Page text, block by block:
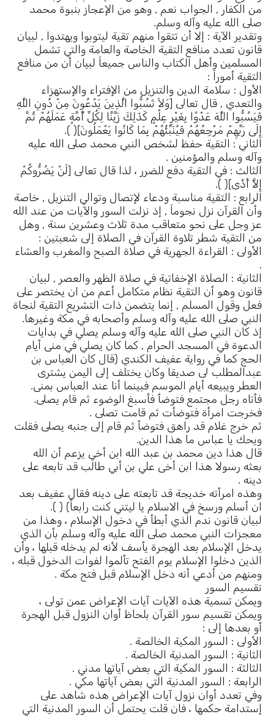
من الكفار , الجواب نعم , وهو من الإعجاز بنبوة محمد
صلى الله عليه وآله وسلم.
وتقدير الآية : إلا أن تتقوا منهم تقية ليتوبوا ويهتدوا , لبيان
قانون تعدد منافع التقية الخاصة والعامة والتي تشمل
المسلمين وأهل الكتاب والناس جميعاَ لبيان أن من منافع
التقية أموراَ :
الأول : سلامة الدين والتنزيل من الإفتراء والإستهزاء
والتعدي , قال تعالى [وَلاَ تَسُبُّوا الَّذِينَ يَدْعُونَ مِنْ دُونِ اللَّهِ
فَيَسُبُّوا اللَّهَ عَدْوًا بِغَيْرِ عِلْمٍ كَذَلِكَ زَيَّنَّا لِكُلِّ أُمَّةٍ عَمَلَهُمْ ثُمَّ
إِلَى رَبِّهِمْ مَرْجِعُهُمْ فَيُنَبِّئُهُمْ بِمَا كَانُوا يَعْمَلُونَ]( ).
الثاني : التقية حفظ لشخص النبي محمد صلى الله عليه
وآله وسلم والمؤمنين .
الثالث : في التقية دفع للضرر ، لذا قال تعالى [لَنْ يَضُرُّوكُمْ
إِلاَّ أَذًى]( ).
الرابع : التقية مناسبة ودعاء لإتصال وتوالي التنزيل , خاصة
وأن القرآن نزل نجوماَ , إذ نزلت السور والآيات من عند الله
عز وجل على نحو متعاقب مدة ثلاث وعشرين سنة , وهل
من التقية شطر تلاوة القرآن في الصلاة إلى شعبتين :
الأولى : القراءة الجهرية في صلاة الصبح والمغرب والعشاء
.
الثانية : الصلاة الإخفاتية في صلاة الظهر والعصر , لبيان
قانون وهو أن التقية نظام متكامل أعم من ان يختصر على
فعل وقول المسلم , إنما يتضمن ذات التشريع التقية لنجاة
النبي صلى الله عليه وآله وسلم وأصحابه في مكة وغيرها.
إذ كان النبي صلى الله عليه وآله وسلم يصلي في بدايات
الدعوة في المسجد الحرام , كما كان يصلي في منى أيام
الحج كما في رواية عفيف الكندي (قال كان العباس بن
عبدالمطلب لى صديقا وكان يختلف إلى اليمن يشترى
العطر ويبيعه أيام الموسم فبينما أنا عند العباس بمنى.
فأتاه رجل مجتمع فتوضأ فأسبغ الوضوء ثم قام يصلى.
فخرجت امرأة فتوضأت ثم قامت تصلى .
ثم خرج غلام قد راهق فتوضأ ثم قام إلى جنبه يصلى فقلت
ويحك يا عباس ما هذا الدين.
قال هذا دين محمد بن عبد الله ابن أخي يزعم أن الله
بعثه رسولا هذا ابن أخى علي بن أبي طالب قد تابعه على
دينه .
وهذه امرأته خديجة قد تابعته على دينه فقال عفيف بعد
ان أسلم ورسخ في الاسلام يا ليتني كنت رابعاً) ( ).
لبيان قانون ندم الذي أبطأ في دخول الإسلام ، وهذا من
معجزات النبي محمد صلى الله عليه وآله وسلم بأن الذي
يدخل الإسلام بعد الهجرة يأسف لأنه لم يدخله قبلها ، وأن
الذين دخلوا الإسلام يوم الفتح تألموا لفوات الدخول قبله ،
ومنهم من أدعي أنه دخل الإسلام قبل فتح مكة .
تقسيم السور
ويمكن تسمية هذه الآيات آيات الإعراض عمن تولى ،
ويمكن تقسيم سور القرآن بلحاظ أوان النزول قبل الهجرة
أو بعدها إلى :
الأولى : السور المكية الخالصة .
الثانية : السور المدنية الخالصة .
الثالثة : السور المكية التي بعض آياتها مدني .
الرابعة : السور المدنية التي بعض آياتها مكي .
وفي تعدد أوان نزول آيات الإعراض هذه شاهد على
إستدامة حكمها ، فان قلت يحتمل أن السور المدنية التي